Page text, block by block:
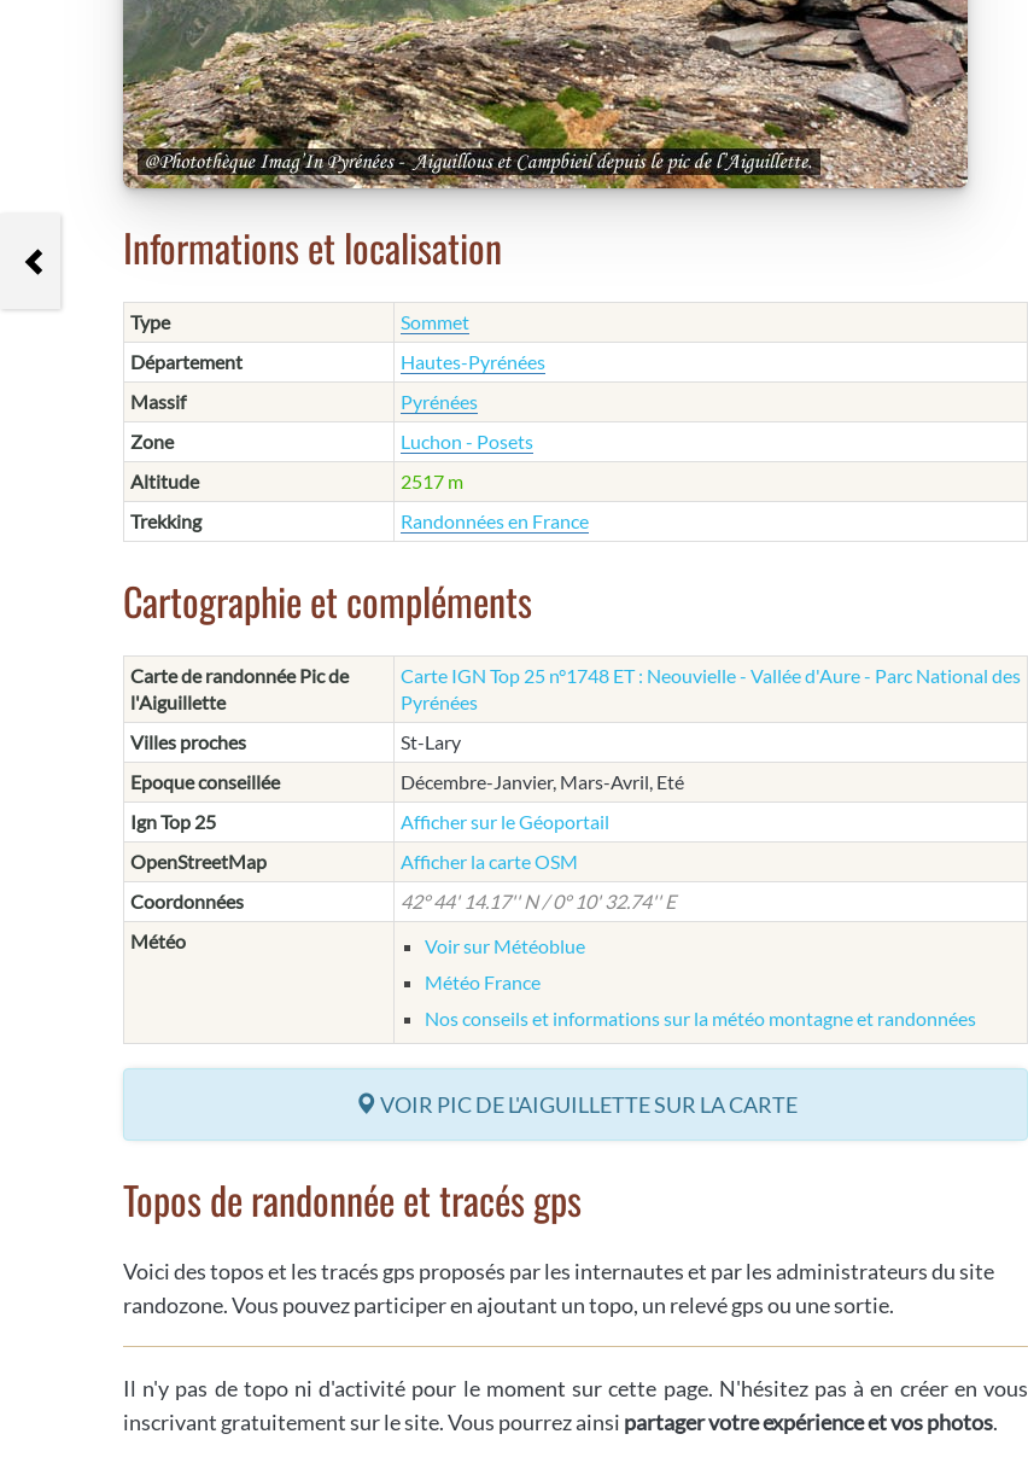
Informations et localisation
Type
Sommet
Département
Hautes-Pyrénées
Massif
Pyrénées
Zone
Luchon - Posets
Altitude
2517 m
Trekking
Randonnées en France
Cartographie et compléments
Carte de randonnée Pic de
l'Aiguillette
Carte IGN Top 25 n°1748 ET : Neouvielle - Vallée d'Aure - Parc National des
Pyrénées
Villes proches
St-Lary
Epoque conseillée
Décembre-Janvier, Mars-Avril, Eté
Ign Top 25
Afficher sur le Géoportail
OpenStreetMap
Afficher la carte OSM
Coordonnées
42° 44' 14.17'' N / 0° 10' 32.74'' E
Météo
Voir sur Météoblue
Météo France
Nos conseils et informations sur la météo montagne et randonnées
VOIR PIC DE L'AIGUILLETTE SUR LA CARTE
Topos de randonnée et tracés gps
Voici des topos et les tracés gps proposés par les internautes et par les administrateurs du site
randozone. Vous pouvez participer en ajoutant un topo, un relevé gps ou une sortie.
Il n'y pas de topo ni d'activité pour le moment sur cette page. N'hésitez pas à en créer en vous
inscrivant gratuitement sur le site. Vous pourrez ainsi partager votre expérience et vos photos.
Lac de Caillauas